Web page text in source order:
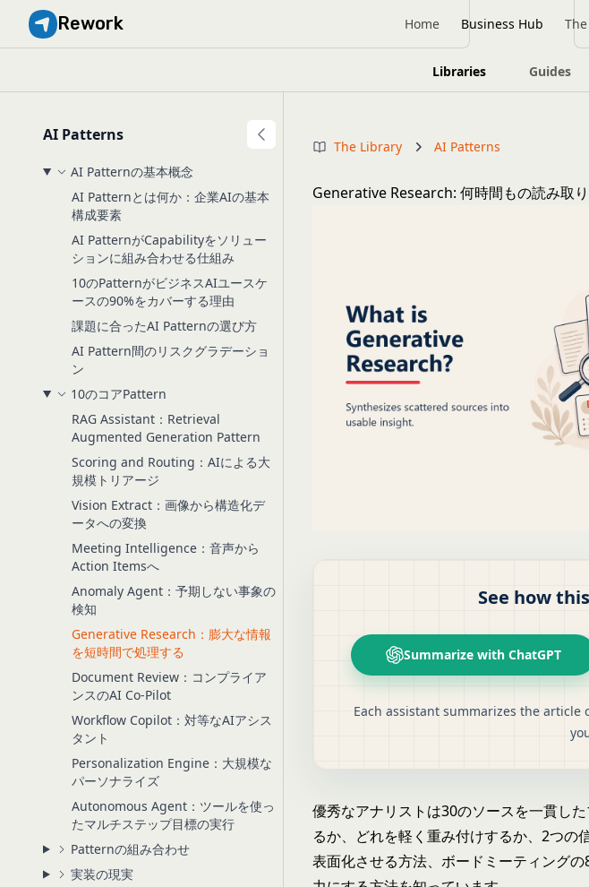
Rework Home Business Hub
Libraries Guides
AI Patterns
AI Patternの基本概念
AI Patternとは何か：企業AIの基本
構成要素
AI PatternがCapabilityをソリュー
ションに組み合わせる仕組み
10のPatternがビジネスAIユースケ
ースの90%をカバーする理由
課題に合ったAI Patternの選び方
AI Pattern間のリスクグラデーショ
ン
10のコアPattern
RAG Assistant：Retrieval
Augmented Generation Pattern
Scoring and Routing：AIによる大
規模トリアージ
Vision Extract：画像から構造化デ
ータへの変換
Meeting Intelligence：音声から
Action Itemsへ
Anomaly Agent：予期しない事象の
検知
Generative Research：膨大な情報
を短時間で処理する
Document Review：コンプライア
ンスのAI Co-Pilot
Workflow Copilot：対等なAIアシス
タント
Personalization Engine：大規模な
パーソナライズ
Autonomous Agent：ツールを使っ
たマルチステップ目標の実行
Patternの組み合わせ
実装の現実
The Library AI Patterns
Generative Research: 何時間もの読み取
See how
Summarize with ChatGPT
Each assistant summarizes the
優秀なアナリストは30のソースを一貫し
るか、どれを軽く重み付けするか、2つの
表面化させる方法、ボードミーティング